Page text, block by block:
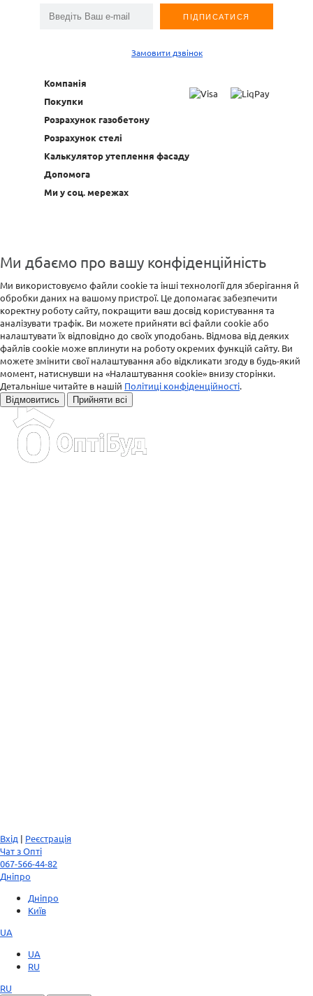
Замовити дзвінок
Компанія
Покупки
Розрахунок газобетону
Розрахунок стелі
Калькулятор утеплення фасаду
Допомога
Ми у соц. мережах
Ми дбаємо про вашу конфіденційність
Ми використовуємо файли cookie та інші технології для зберігання й
обробки даних на вашому пристрої. Це допомагає забезпечити
коректну роботу сайту, покращити ваш досвід користування та
аналізувати трафік. Ви можете прийняти всі файли cookie або
налаштувати їх відповідно до своїх уподобань. Відмова від деяких
файлів cookie може вплинути на роботу окремих функцій сайту. Ви
можете змінити свої налаштування або відкликати згоду в будь-який
момент, натиснувши на «Налаштування cookie» внизу сторінки.
Детальніше читайте в нашій Політиці конфіденційності.
Відмовитись Прийняти всі
Вхід | Реєстрація
Чат з Опті
067-566-44-82
Дніпро
Дніпро
Київ
UA
UA
RU
RU